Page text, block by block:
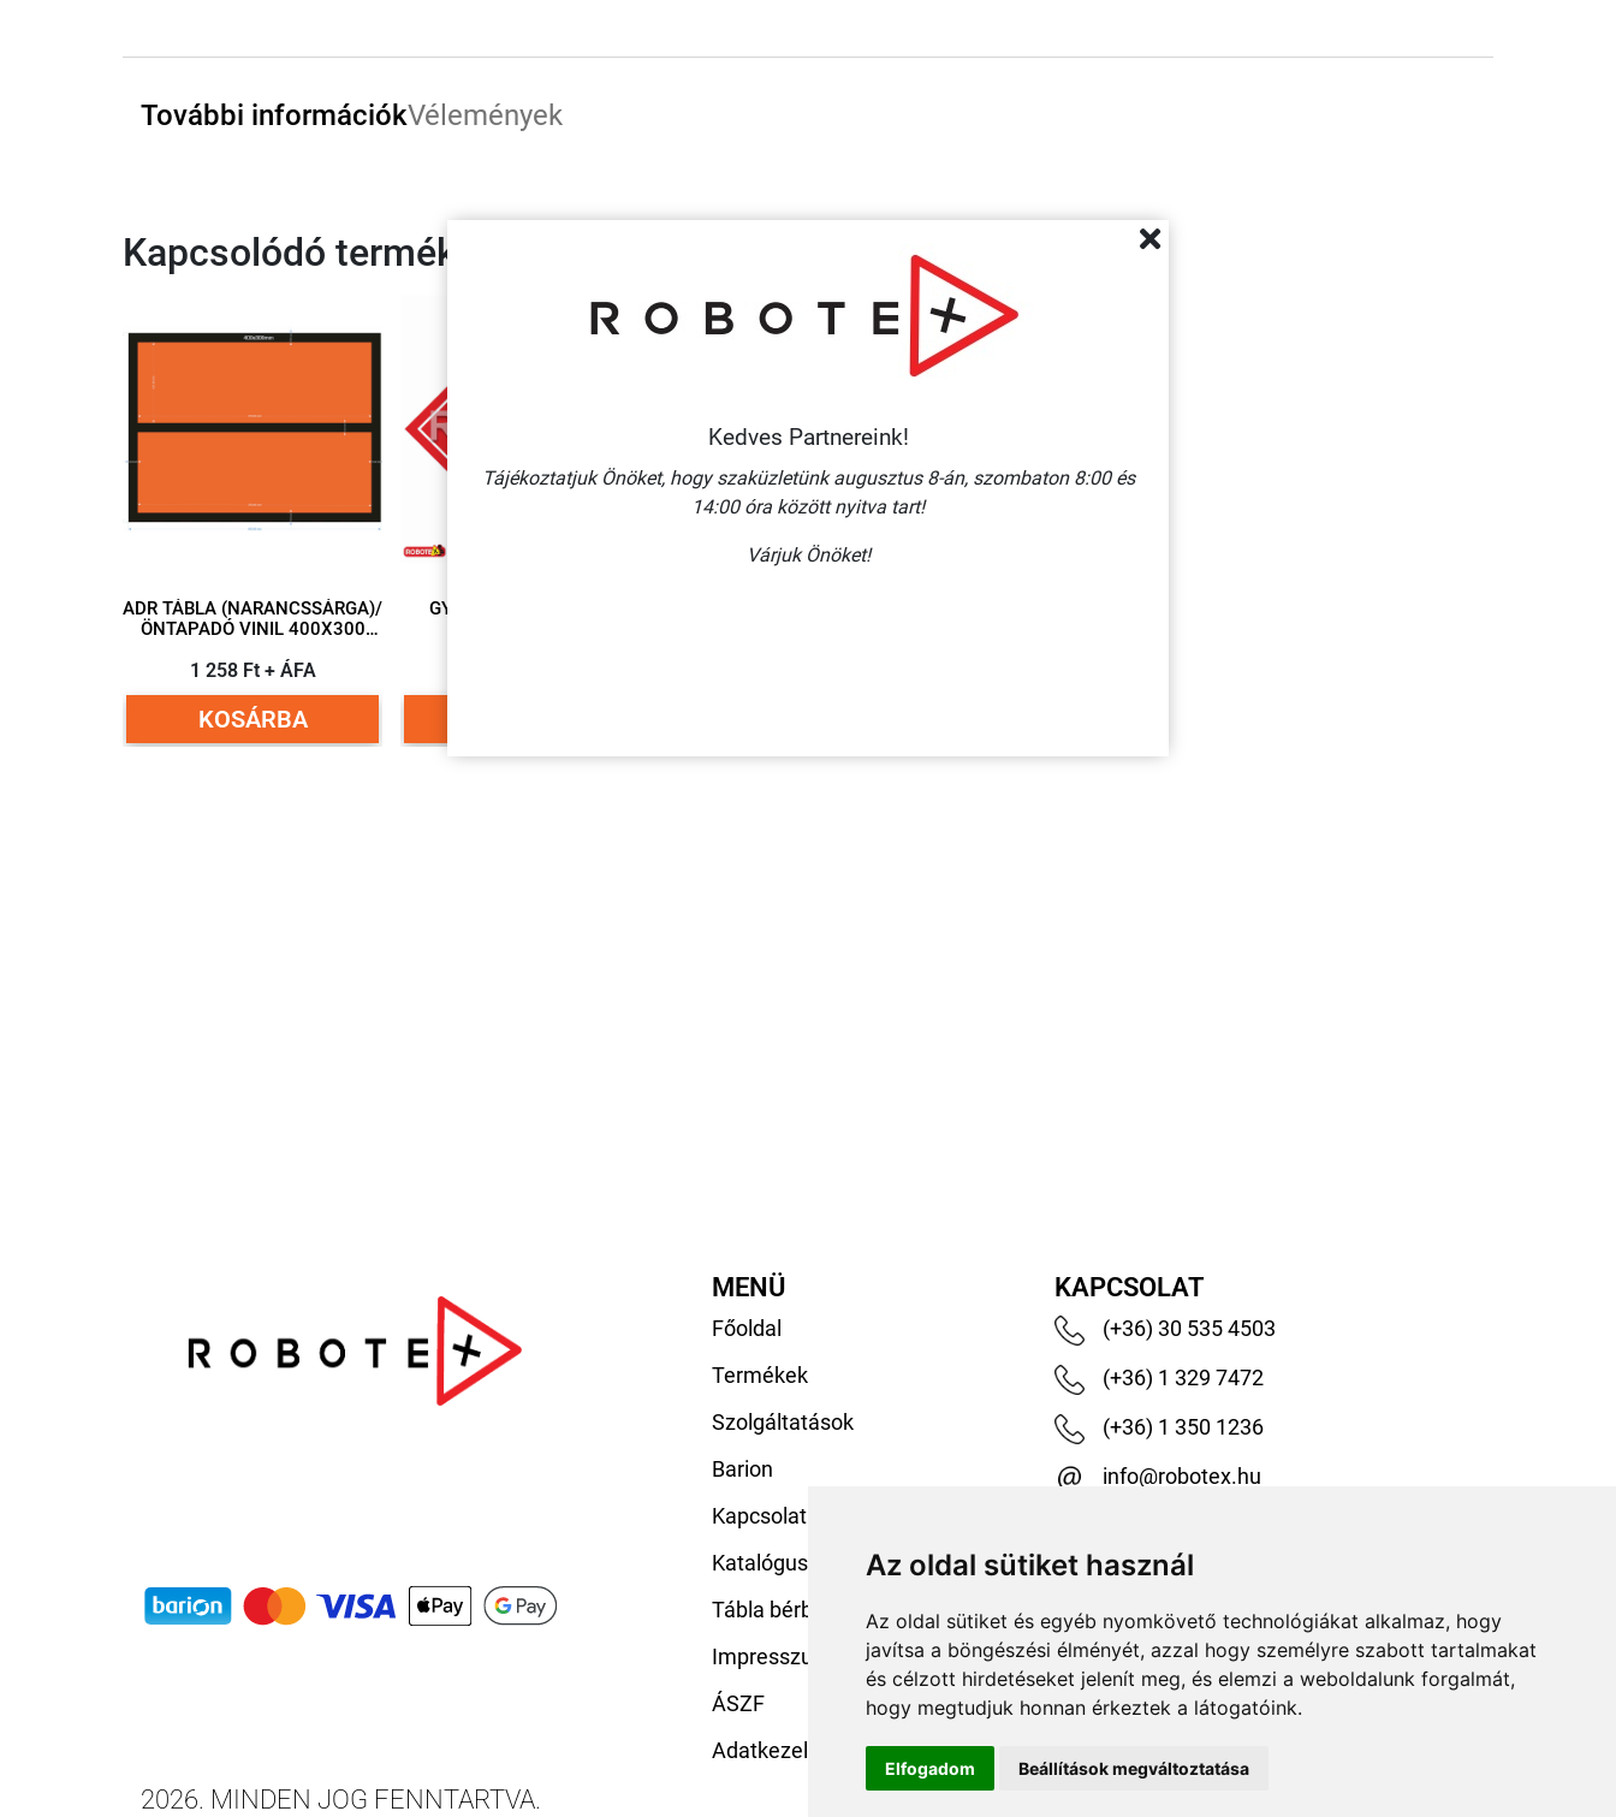
Az oldal sütiket használ
Az oldal sütiket és egyéb nyomkövető technológiákat alkalmaz, hogy
javítsa a böngészési élményét, azzal hogy személyre szabott tartalmakat
és célzott hirdetéseket jelenít meg, és elemzi a weboldalunk forgalmát,
hogy megtudjuk honnan érkeztek a látogatóink.
Elfogadom Beállítások megváltoztatása
További információkVélemények
Kapcsolódó termékek
ADR TÁBLA (NARANCSSÁRGA)/
ÖNTAPADÓ VINIL 400X300
1 258 Ft + ÁFA
KOSÁRBA
Több
GYÚLÉKONY, FOLYÉKONY
Több
MENÜ
Főoldal
Termékek
Szolgáltatások
Barion
Kapcsolat
Katalógusaink
Tábla bérbeadás
Impresszum
ÁSZF
Adatkezelési tájékoztató
KAPCSOLAT
(+36) 30 535 4503
(+36) 1 329 7472
(+36) 1 350 1236
info@robotex.hu
@robotexhungary
@robotexkiadoiuzletag
2026. MINDEN JOG FENNTARTVA.
Kedves Partnereink!
Tájékoztatjuk Önöket, hogy szaküzletünk augusztus 8-án, szombaton 8:00 és
14:00 óra között nyitva tart!
Várjuk Önöket!